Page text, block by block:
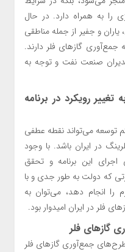
را به همراه دارد. در حال
یاران و جفیر از جمله مناطقی
جمع‌آوری گازهای فلر دارند.
صنعت نفت و توجه به
تغییر رویکرد در برنامه
توسعه می‌تواند نقطه عطفی
در ایران باشد. با وجود
اجرای این برنامه و تحقق
که دولت به طور جدی و با
را انجام دهد، می‌توان به
فلر در ایران امیدوار بود.
فلر
جمع‌آوری گازهای فلر